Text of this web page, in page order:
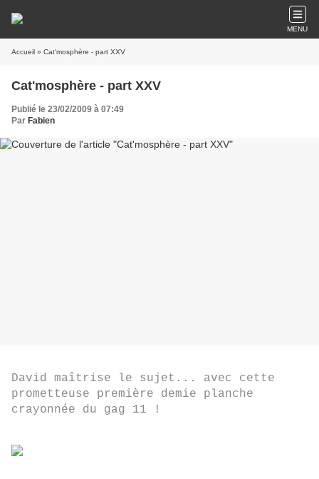
MENU
Accueil » Cat'mosphère - part XXV
Cat'mosphère - part XXV
Publié le 23/02/2009 à 07:49
Par Fabien
David maîtrise le sujet... avec cette
prometteuse première demie planche
crayonnée du gag 11 !